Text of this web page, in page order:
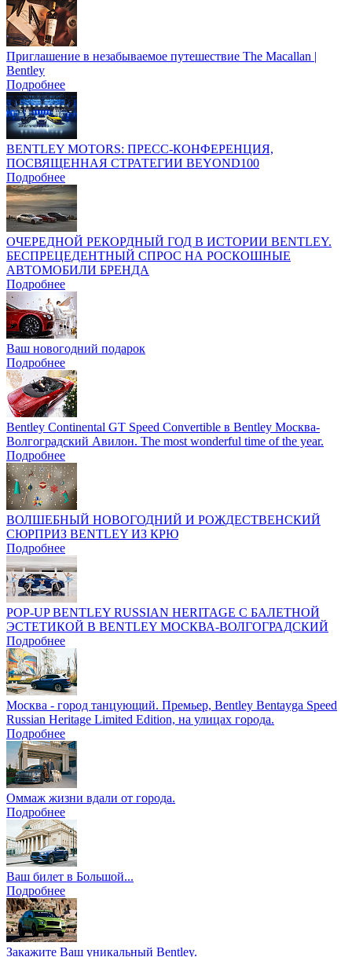
Приглашение в незабываемое путешествие The Macallan |
Bentley
Подробнее
BENTLEY MOTORS: ПРЕСС-КОНФЕРЕНЦИЯ,
ПОСВЯЩЕННАЯ СТРАТЕГИИ BEYOND100
Подробнее
ОЧЕРЕДНОЙ РЕКОРДНЫЙ ГОД В ИСТОРИИ BENTLEY.
БЕСПРЕЦЕДЕНТНЫЙ СПРОС НА РОСКОШНЫЕ
АВТОМОБИЛИ БРЕНДА
Подробнее
Ваш новогодний подарок
Подробнее
Bentley Continental GT Speed Convertible в Bentley Москва-
Волгоградский Авилон. The most wonderful time of the year.
Подробнее
ВОЛШЕБНЫЙ НОВОГОДНИЙ И РОЖДЕСТВЕНСКИЙ
СЮРПРИЗ BENTLEY ИЗ КРЮ
Подробнее
POP-UP BENTLEY RUSSIAN HERITAGE С БАЛЕТНОЙ
ЭСТЕТИКОЙ В BENTLEY МОСКВА-ВОЛГОГРАДСКИЙ
Подробнее
Москва - город танцующий. Премьер, Bentley Bentayga Speed
Russian Heritage Limited Edition, на улицах города.
Подробнее
Оммаж жизни вдали от города.
Подробнее
Ваш билет в Большой...
Подробнее
Закажите Ваш уникальный Bentley.